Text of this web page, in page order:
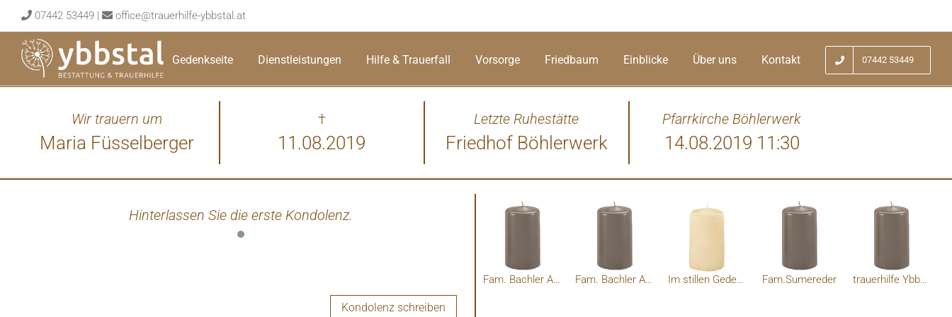
to
content
07442 53449 | office@trauerhilfe-ybbstal.at
Gedenkseite Dienstleistungen Hilfe & Trauerfall Vorsorge Friedbaum Einblicke Über uns Kontakt 07442 53449
Wir trauern um
Maria Füsselberger
†
11.08.2019
Letzte Ruhestätte
Friedhof Böhlerwerk
Pfarrkirche Böhlerwerk
14.08.2019 11:30
Hinterlassen Sie die erste Kondolenz.
Kondolenz schreiben
Fam. Bachler Abetzdorf Fam. Bachler Abetzdorf Im stillen Gedenken Fam. Pilz Fam.Sumereder trauerhilfe Ybbstal